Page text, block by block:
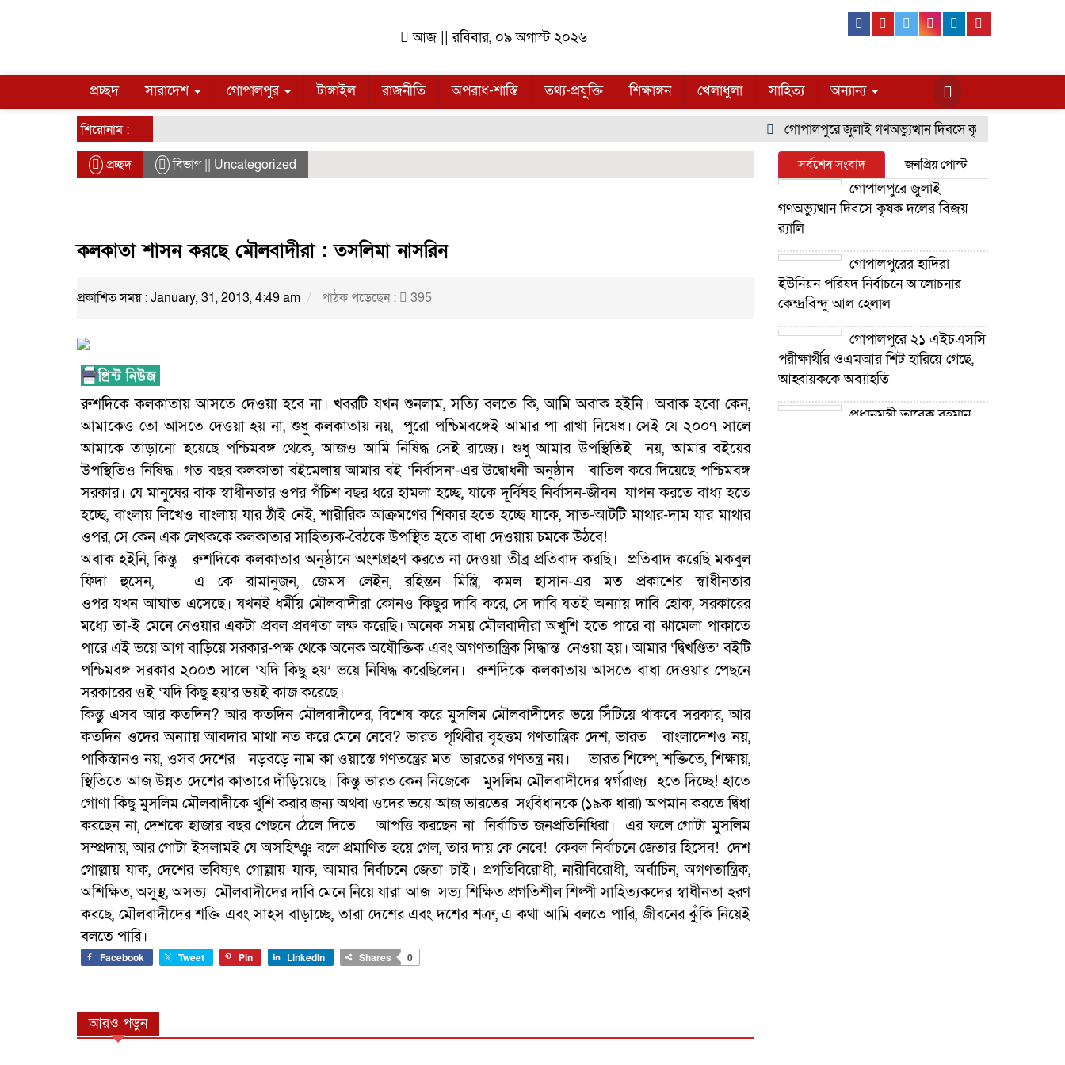
আজ || রবিবার, ০৯ অগাস্ট ২০২৬
Facebook
YoutubeTwitterInstagram
Linkedin
প্রচ্ছদ সারাদেশ গোপালপুর টাঙ্গাইল রাজনীতি অপরাধ-শাস্তি তথ্য-প্রযুক্তি শিক্ষাঙ্গন খেলাধুলা সাহিত্য অন্যান্য
শিরোনাম : গোপালপুরে জুলাই গণঅভ্যুত্থান দিবসে কৃষক দলের বিজয়
প্রচ্ছদ বিভাগ || Uncategorized
কলকাতা শাসন করছে মৌলবাদীরা : তসলিমা নাসরিন
প্রকাশিত সময় : January, 31, 2013, 4:49 am পাঠক পড়েছেন : 395
রুশদিকে কলকাতায় আসতে দেওয়া হবে না। খবরটি যখন শুনলাম, সত্যি বলতে কি, আমি অবাক হইনি। অবাক হবো কেন,
আমাকেও তো আসতে দেওয়া হয় না, শুধু কলকাতায় নয়, পুরো পশ্চিমবঙ্গেই আমার পা রাখা নিষেধ। সেই যে ২০০৭ সালে
আমাকে তাড়ানো হয়েছে পশ্চিমবঙ্গ থেকে, আজও আমি নিষিদ্ধ সেই রাজ্যে। শুধু আমার উপস্থিতিই নয়, আমার বইয়ের
উপস্থিতিও নিষিদ্ধ। গত বছর কলকাতা বইমেলায় আমার বই ‘নির্বাসন’-এর উদ্বোধনী অনুষ্ঠান বাতিল করে দিয়েছে পশ্চিমবঙ্গ
সরকার। যে মানুষের বাক স্বাধীনতার ওপর পঁচিশ বছর ধরে হামলা হচ্ছে, যাকে দূর্বিষহ নির্বাসন-জীবন যাপন করতে বাধ্য হতে
হচ্ছে, বাংলায় লিখেও বাংলায় যার ঠাঁই নেই, শারীরিক আক্রমণের শিকার হতে হচ্ছে যাকে, সাত-আটটি মাথার-দাম যার মাথার
ওপর, সে কেন এক লেখককে কলকাতার সাহিত্যক-বৈঠকে উপস্থিত হতে বাধা দেওয়ায় চমকে উঠবে!
অবাক হইনি, কিন্তু রুশদিকে কলকাতার অনুষ্ঠানে অংশগ্রহণ করতে না দেওয়া তীব্র প্রতিবাদ করছি। প্রতিবাদ করেছি মকবুল
ফিদা হুসেন, এ কে রামানুজন, জেমস লেইন, রহিন্তন মিস্ত্রি, কমল হাসান-এর মত প্রকাশের স্বাধীনতার
ওপর যখন আঘাত এসেছে। যখনই ধর্মীয় মৌলবাদীরা কোনও কিছুর দাবি করে, সে দাবি যতই অন্যায় দাবি হোক, সরকারের
মধ্যে তা-ই মেনে নেওয়ার একটা প্রবল প্রবণতা লক্ষ করেছি। অনেক সময় মৌলবাদীরা অখুশি হতে পারে বা ঝামেলা পাকাতে
পারে এই ভয়ে আগ বাড়িয়ে সরকার-পক্ষ থেকে অনেক অযৌক্তিক এবং অগণতান্ত্রিক সিদ্ধান্ত নেওয়া হয়। আমার ‘দ্বিখণ্ডিত’ বইটি
পশ্চিমবঙ্গ সরকার ২০০৩ সালে ‘যদি কিছু হয়’ ভয়ে নিষিদ্ধ করেছিলেন। রুশদিকে কলকাতায় আসতে বাধা দেওয়ার পেছনে
সরকারের ওই ‘যদি কিছু হয়’র ভয়ই কাজ করেছে।
কিন্তু এসব আর কতদিন? আর কতদিন মৌলবাদীদের, বিশেষ করে মুসলিম মৌলবাদীদের ভয়ে সিঁটিয়ে থাকবে সরকার, আর
কতদিন ওদের অন্যায় আবদার মাথা নত করে মেনে নেবে? ভারত পৃথিবীর বৃহত্তম গণতান্ত্রিক দেশ, ভারত বাংলাদেশও নয়,
পাকিস্তানও নয়, ওসব দেশের নড়বড়ে নাম কা ওয়াস্তে গণতন্ত্রের মত ভারতের গণতন্ত্র নয়। ভারত শিল্পে, শক্তিতে, শিক্ষায়,
স্থিতিতে আজ উন্নত দেশের কাতারে দাঁড়িয়েছে। কিন্তু ভারত কেন নিজেকে মুসলিম মৌলবাদীদের স্বর্গরাজ্য হতে দিচ্ছে! হাতে
গোণা কিছু মুসলিম মৌলবাদীকে খুশি করার জন্য অথবা ওদের ভয়ে আজ ভারতের সংবিধানকে (১৯ক ধারা) অপমান করতে দ্বিধা
করছেন না, দেশকে হাজার বছর পেছনে ঠেলে দিতে আপত্তি করছেন না নির্বাচিত জনপ্রতিনিধিরা। এর ফলে গোটা মুসলিম
সম্প্রদায়, আর গোটা ইসলামই যে অসহিষ্ঞু বলে প্রমাণিত হয়ে গেল, তার দায় কে নেবে! কেবল নির্বাচনে জেতার হিসেব! দেশ
গোল্লায় যাক, দেশের ভবিষ্যৎ গোল্লায় যাক, আমার নির্বাচনে জেতা চাই। প্রগতিবিরোধী, নারীবিরোধী, অর্বাচিন, অগণতান্ত্রিক,
অশিক্ষিত, অসুস্থ, অসভ্য মৌলবাদীদের দাবি মেনে নিয়ে যারা আজ সভ্য শিক্ষিত প্রগতিশীল শিল্পী সাহিত্যকদের স্বাধীনতা হরণ
করছে, মৌলবাদীদের শক্তি এবং সাহস বাড়াচ্ছে, তারা দেশের এবং দশের শত্রু, এ কথা আমি বলতে পারি, জীবনের ঝুঁকি নিয়েই
বলতে পারি।
Facebook Tweet Pin LinkedIn Shares 0
আরও পড়ুন
সর্বশেষ সংবাদ জনপ্রিয় পোস্ট
গোপালপুরে জুলাই
গণঅভ্যুত্থান দিবসে কৃষক দলের বিজয়
র‍্যালি
গোপালপুরের হাদিরা
ইউনিয়ন পরিষদ নির্বাচনে আলোচনার
কেন্দ্রবিন্দু আল হেলাল
গোপালপুরে ২১ এইচএসসি
পরীক্ষার্থীর ওএমআর শিট হারিয়ে গেছে,
আহ্বায়ককে অব্যাহতি
প্রধানমন্ত্রী তারেক রহমান